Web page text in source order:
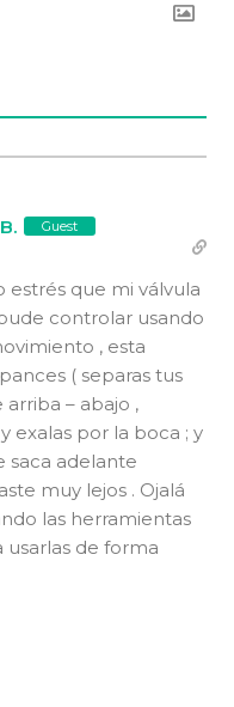
Guest
estrés que mi válvula
controlar usando
, esta
( separas tus
– abajo ,
exalas por la boca ; y
saca adelante
muy lejos . Ojalá
las herramientas
usarlas de forma